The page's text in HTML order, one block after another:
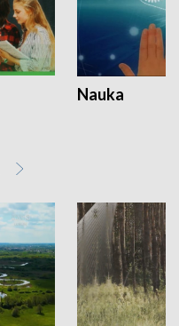
Nauka